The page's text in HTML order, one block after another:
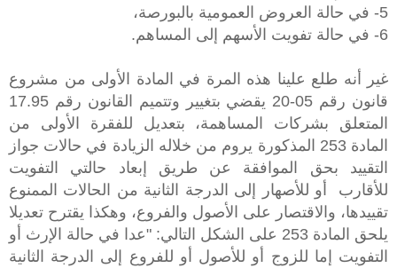
5- في حالة العروض العمومية بالبورصة،
6- في حالة تفويت الأسهم إلى المساهم.
غير أنه طلع علينا هذه المرة في المادة الأولى من مشروع
قانون رقم 05-20 يقضي بتغيير وتتميم القانون رقم 17.95
المتعلق بشركات المساهمة، بتعديل للفقرة الأولى من
المادة 253 المذكورة يروم من خلاله الزيادة في حالات جواز
التقييد بحق الموافقة عن طريق إبعاد حالتي التفويت
للأقارب
أو للأصهار إلى الدرجة الثانية من الحالات الممنوع
تقييدها، والاقتصار على الأصول والفروع، وهكذا يقترح تعديلا
يلحق المادة 253 على الشكل التالي: "عدا في حالة الإرث أو
التفويت إما للزوج أو للأصول أو للفروع إلى الدرجة الثانية